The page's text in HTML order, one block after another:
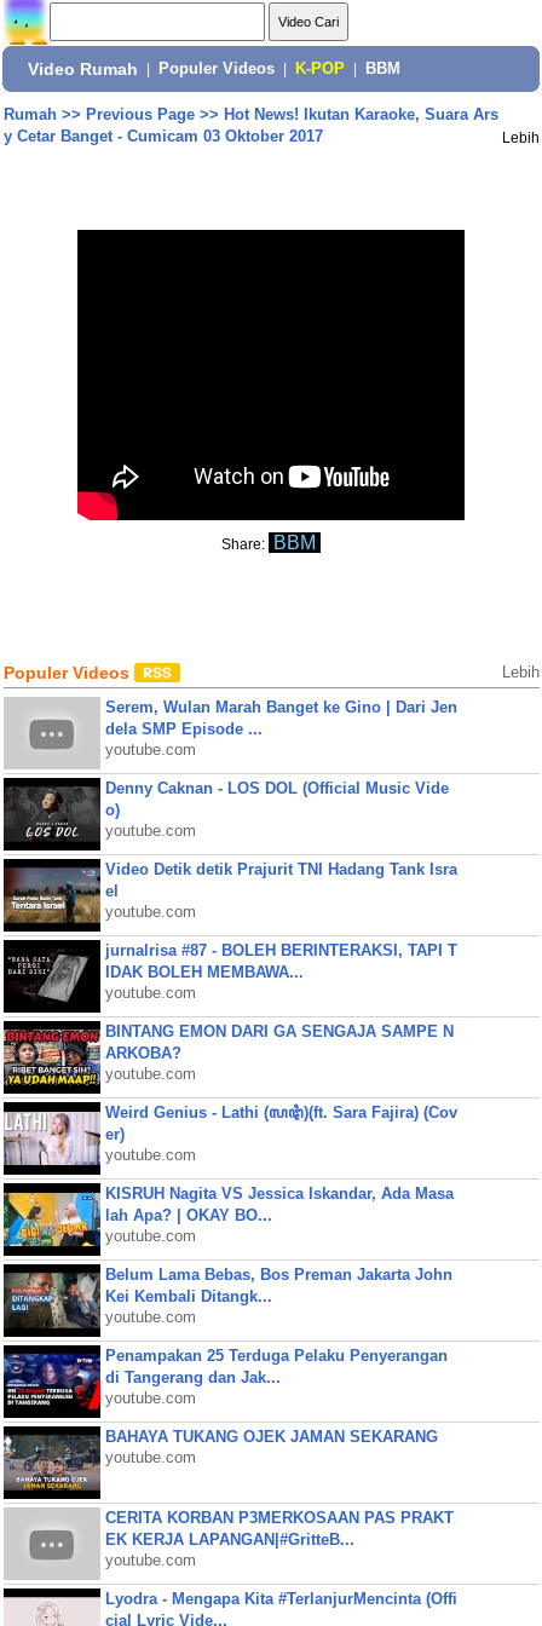
Video Rumah Populer Videos K-POP BBM
Rumah>> Previous Page>> Hot News! Ikutan Karaoke, Suara Ars
y Cetar Banget - Cumicam 03 Oktober 2017
Lebih
Share: BBM
Populer Videos Lebih
Serem, Wulan Marah Banget ke Gino | Dari Jen
dela SMP Episode ...
youtube.com
Denny Caknan - LOS DOL (Official Music Vide
o)
youtube.com
Video Detik detik Prajurit TNI Hadang Tank Isra
el
youtube.com
jurnalrisa #87 - BOLEH BERINTERAKSI, TAPI T
IDAK BOLEH MEMBAWA...
youtube.com
BINTANG EMON DARI GA SENGAJA SAMPE N
ARKOBA?
youtube.com
Weird Genius - Lathi (ꦭꦛꦶ)(ft. Sara Fajira) (Cov
er)
youtube.com
KISRUH Nagita VS Jessica Iskandar, Ada Masa
lah Apa? | OKAY BO...
youtube.com
Belum Lama Bebas, Bos Preman Jakarta John
Kei Kembali Ditangk...
youtube.com
Penampakan 25 Terduga Pelaku Penyerangan
di Tangerang dan Jak...
youtube.com
BAHAYA TUKANG OJEK JAMAN SEKARANG
youtube.com
CERITA KORBAN P3MERKOSAAN PAS PRAKT
EK KERJA LAPANGAN|#GritteB...
youtube.com
Lyodra - Mengapa Kita #TerlanjurMencinta (Offi
cial Lyric Vide...